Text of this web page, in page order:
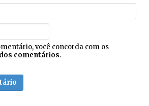
você concorda com os
comentários.